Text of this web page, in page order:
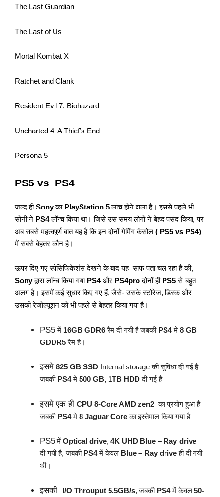
The Last Guardian
The Last of Us
Mortal Kombat X
Ratchet and Clank
Resident Evil 7: Biohazard
Uncharted 4: A Thief’s End
Persona 5
PS5 vs PS4
जल्द हीSonyका PlayStation 5लांच होने वाला है। इससे पहले भी
सोनी ने PS4लॉन्च किया था। जिसे उस समय लोगों ने बेहद पसंद किया, पर
अब सबसे महत्वपूर्ण बात यह है कि इन दोनों गेमिंग कंसोल ( PS5 vs PS4)
में सबसे बेहतर कौन है।
ऊपर दिए गए स्पेसिफिकेशंस देखने के बाद यह साफ पता चल रहा है की,
Sonyद्वारा लॉन्च किया गया PS4और PS4proदोनों ही PS5से बहुत
अलग है। इसमें कई सुधार किए गए हैं, जैसे- उसके स्टोरेज, डिस्क और
उसकी रेजोल्यूशन को भी पहले से बेहतर किया गया है।
PS5में 16GB GDR6रैम दी गयी है जबकी PS4मे 8 GB
GDDR5रैम है।
इसमे 825 GB SSD Internal storage की सुविधा दी गई है
जबकी PS4मे 500 GB, 1TB HDDदी गई है।
इसमे एक ही CPU 8-Core AMD zen2 का प्रयोग हुआ है
जबकी PS4मे 8 Jaguar Coreका इस्तेमाल किया गया है।
PS5में Optical drive, 4K UHD Blue – Ray drive
दी गयी है, जबकी PS4में केवल Blue – Ray driveही दी गयी
थी।
इसकी I/O Throuput 5.5GB/s, जबकी PS4में केवल 50-